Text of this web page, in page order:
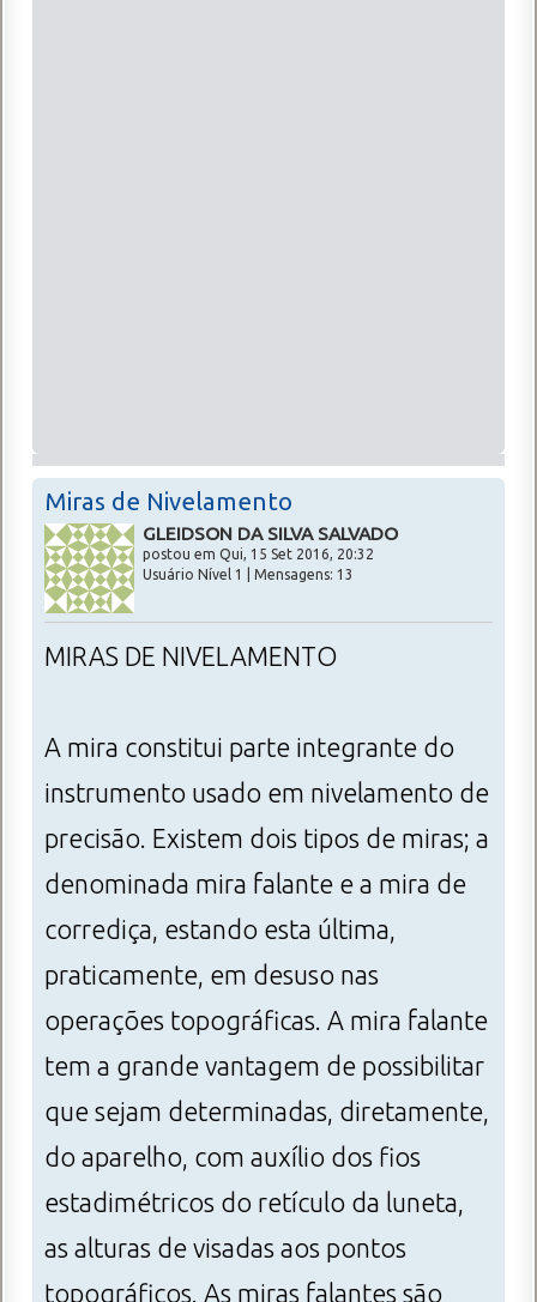
Miras de Nivelamento
GLEIDSON DA SILVA SALVADO
postou em Qui, 15 Set 2016, 20:32
Usuário Nível 1 | Mensagens: 13
MIRAS DE NIVELAMENTO
A mira constitui parte integrante do
instrumento usado em nivelamento de
precisão. Existem dois tipos de miras; a
denominada mira falante e a mira de
corrediça, estando esta última,
praticamente, em desuso nas
operações topográficas. A mira falante
tem a grande vantagem de possibilitar
que sejam determinadas, diretamente,
do aparelho, com auxílio dos fios
estadimétricos do retículo da luneta,
as alturas de visadas aos pontos
topográficos. As miras falantes são